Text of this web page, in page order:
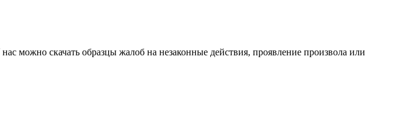
можно скачать образцы жалоб на незаконные действия, проявление произвола или